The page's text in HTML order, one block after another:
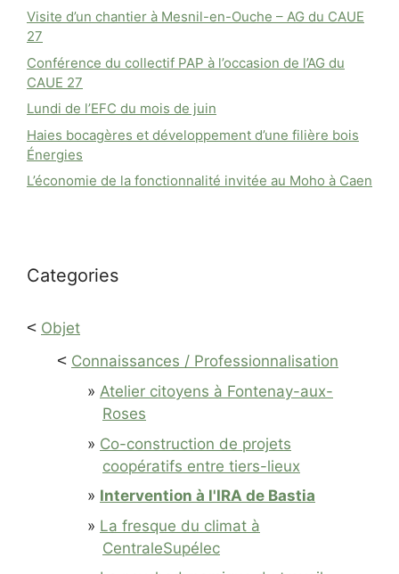
Visite d’un chantier à Mesnil-en-Ouche – AG du CAUE
27
Conférence du collectif PAP à l’occasion de l’AG du
CAUE 27
Lundi de l’EFC du mois de juin
Haies bocagères et développement d’une filière bois
Énergies
L’économie de la fonctionnalité invitée au Moho à Caen
Categories
< Objet
< Connaissances / Professionnalisation
Atelier citoyens à Fontenay-aux-
Roses
Co-construction de projets
coopératifs entre tiers-lieux
Intervention à l'IRA de Bastia
La fresque du climat à
CentraleSupélec